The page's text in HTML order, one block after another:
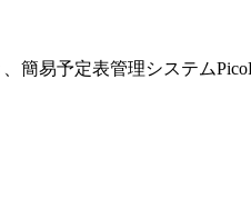
簡易予定表管理システム